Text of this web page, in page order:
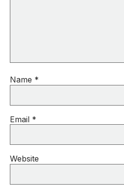
Name *
Email *
Website